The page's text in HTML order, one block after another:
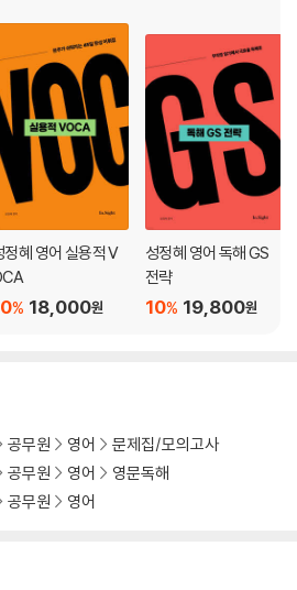
정혜 영어 실용적 V
18,000원
%
성정혜 영어 독해 GS
전략
19,800원
10%
공무원 영어
문제집/모의고사
공무원 영어
영문독해
공무원 영어